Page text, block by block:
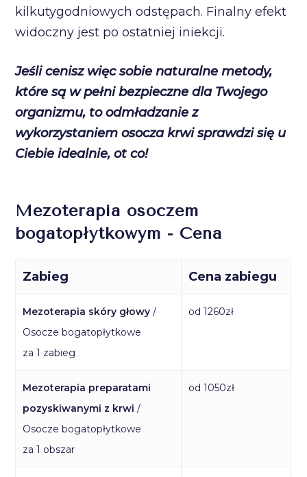
kilkutygodniowych odstępach. Finalny efekt
widoczny jest po ostatniej iniekcji.
Jeśli cenisz więc sobie naturalne metody,
które są w pełni bezpieczne dla Twojego
organizmu, to odmładzanie z
wykorzystaniem osocza krwi sprawdzi się u
Ciebie idealnie, ot co!
Mezoterapia osoczem
bogatopłytkowym - Cena
Zabieg Cena zabiegu
Mezoterapia skóry głowy /
Osocze bogatopłytkowe
za 1 zabieg
od 1260zł
Mezoterapia preparatami
pozyskiwanymi z krwi /
Osocze bogatopłytkowe
za 1 obszar
od 1050zł